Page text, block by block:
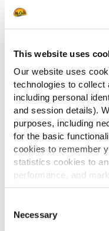
This website uses
Our website uses
technologies to collect
including personal
and session details).
purposes, including
for the basic
cookies to remember
statistics cookies to
performance, and
personalized content
By clicking 'Allow all
all cookies. If you'd
Selection
Necessary
Friet voor
Het extra laagje op
helpt om de
isolerende
langer warm dan
ze uit de frituur
behouden ze hun
maakt gecoate